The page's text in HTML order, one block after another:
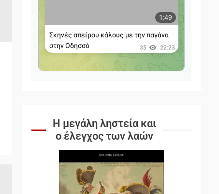
Η μεγάλη ληστεία και
ο έλεγχος των λαών